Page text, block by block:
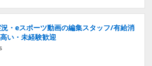
況・eスポーツ動画の編集スタッフ/有給消
い・未経験歓迎